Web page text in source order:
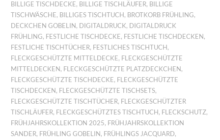
BILLIGE TISCHDECKE, BILLIGE TISCHLÄUFER, BILLIGE
TISCHWÄSCHE, BILLIGES TISCHTUCH , BROTKORB FRÜHLING,
DECKCHEN GOBELIN , DIGITALDRUCK, DIGITALDRUCK
FRÜHLING, FESTLICHE TISCHDECKE, FESTLICHE TISCHDECKEN ,
FESTLICHE TISCHTÜCHER, FESTLICHES TISCHTUCH ,
FLECKGESCHÜTZTE MITTELDECKE, FLECKGESCHÜTZTE
MITTELDECKEN , FLECKGESCHÜTZTE PLATZDECKCHEN ,
FLECKGESCHÜTZTE TISCHDECKE, FLECKGESCHÜTZTE
TISCHDECKEN , FLECKGESCHÜTZTE TISCHSETS,
FLECKGESCHÜTZTE TISCHTÜCHER, FLECKGESCHÜTZTER
TISCHLÄUFER, FLECKGESCHÜTZTES TISCHTUCH , FLECKSCHUTZ,
FRÜHJAHRSKOLLEKTION 2025, FRÜHJAHRSKOLLEKTION
SANDER, FRÜHLING GOBELIN , FRÜHLINGS JACQUARD,